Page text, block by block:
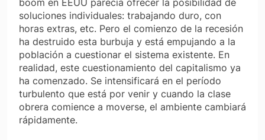
soluciones individuales: trabajando duro, con
horas extras, etc. Pero el comienzo de la recesión
ha destruido esta burbuja y está empujando a la
población a cuestionar el sistema existente. En
realidad, este cuestionamiento del capitalismo ya
ha comenzado. Se intensificará en el período
turbulento que está por venir y cuando la clase
obrera comience a moverse, el ambiente cambiará
rápidamente.